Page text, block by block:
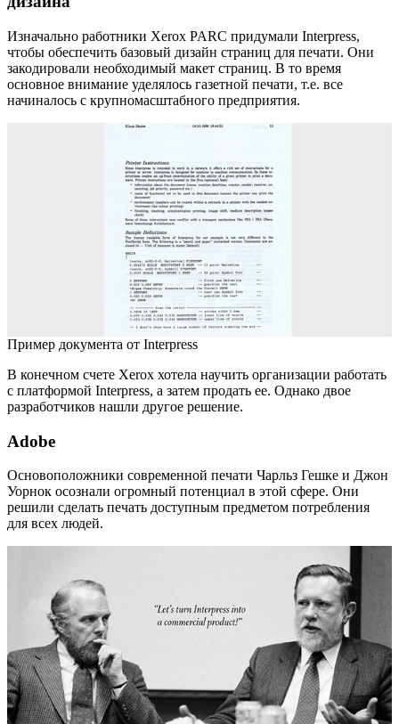
Изначально работники Xerox PARC придумали Interpress,
чтобы обеспечить базовый дизайн страниц для печати. Они
закодировали необходимый макет страниц. В то время
основное внимание уделялось газетной печати, т.е. все
начиналось с крупномасштабного предприятия.
Пример документа от Interpress
В конечном счете Xerox хотела научить организации работать
с платформой Interpress, а затем продать ее. Однако двое
разработчиков нашли другое решение.
Adobe
Основоположники современной печати Чарльз Гешке и Джон
Уорнок осознали огромный потенциал в этой сфере. Они
решили сделать печать доступным предметом потребления
для всех людей.